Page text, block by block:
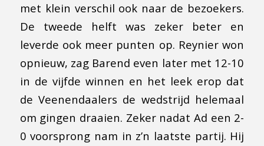
met klein verschil ook naar de bezoekers.
De tweede helft was zeker beter en
leverde ook meer punten op. Reynier won
opnieuw, zag Barend even later met 12-10
in de vijfde winnen en het leek erop dat
de Veenendaalers de wedstrijd helemaal
om gingen draaien. Zeker nadat Ad een 2-
0 voorsprong nam in z’n laatste partij. Hij